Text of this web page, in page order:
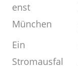
enst
München
Ein
Stromausfal